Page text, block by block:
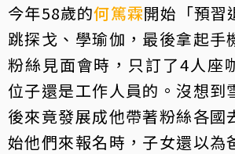
今年58歲的何篤霖開始「預習
跳探戈、學瑜伽，最後拿起手
粉絲見面會時，只訂了4人座
位子還是工作人員的。沒想到
後來竟發展成他帶著粉絲各國
始他們來報名時，子女還以為